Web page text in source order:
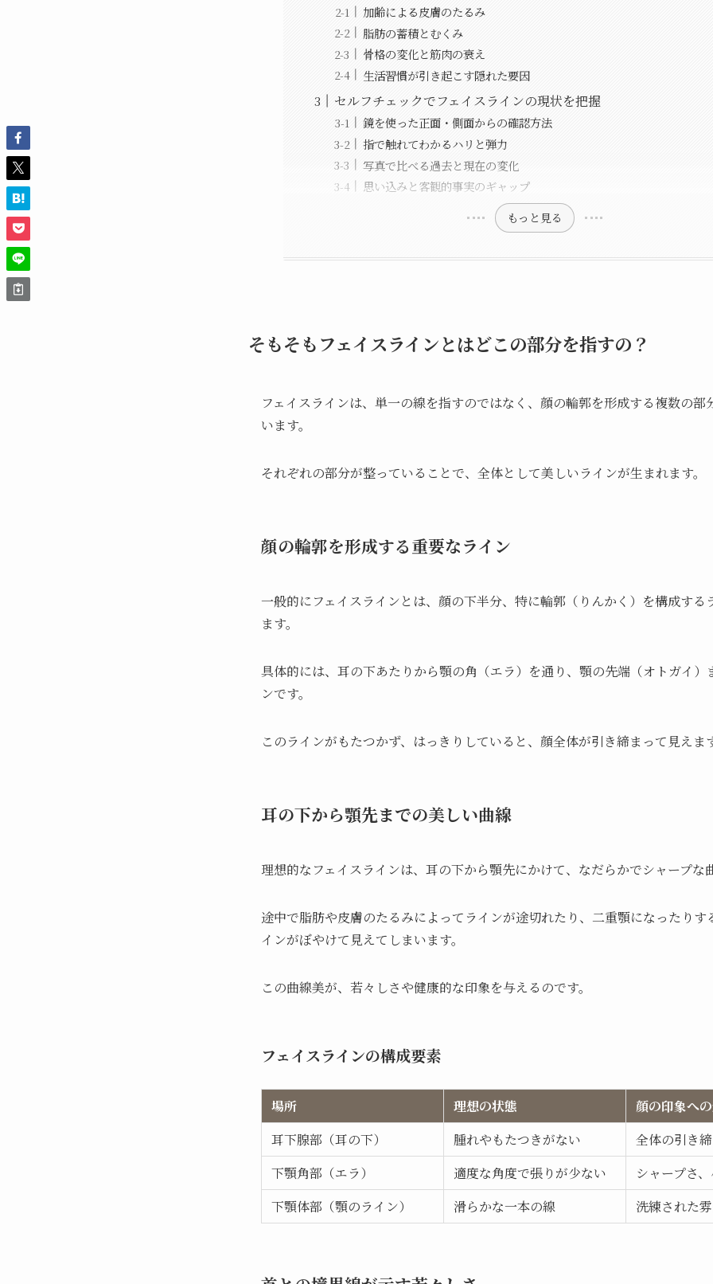
加齢による皮膚のたるみ
脂肪の蓄積とむくみ
骨格の変化と筋肉の衰え
生活習慣が引き起こす隠れた要因
セルフチェックでフェイスラインの現状を把握
鏡を使った正面・側面からの確認方法
指で触れてわかるハリと弾力
写真で比べる過去と現在の変化
思い込みと客観的事実のギャップ
もっと見る
そもそもフェイスラインとはどこの部分を指すの？
フェイスラインは、単一の線を指すのではなく、顔の輪郭を形成する複数の部
います。
それぞれの部分が整っていることで、全体として美しいラインが生まれます。
顔の輪郭を形成する重要なライン
一般的にフェイスラインとは、顔の下半分、特に輪郭（りんかく）を構成する
ます。
具体的には、耳の下あたりから顎の角（エラ）を通り、顎の先端（オトガイ）
ンです。
このラインがもたつかず、はっきりしていると、顔全体が引き締まって見えます
耳の下から顎先までの美しい曲線
理想的なフェイスラインは、耳の下から顎先にかけて、なだらかでシャープな
途中で脂肪や皮膚のたるみによってラインが途切れたり、二重顎になったりす
インがぼやけて見えてしまいます。
この曲線美が、若々しさや健康的な印象を与えるのです。
フェイスラインの構成要素
場所 理想の状態
顔の印象へ
耳下腺部（耳の下）
腫れやもたつきがない
全体の引き
下顎角部（エラ）
適度な角度で張りが少ない
シャープさ
下顎体部（顎のライン）
滑らかな一本の線 洗練された